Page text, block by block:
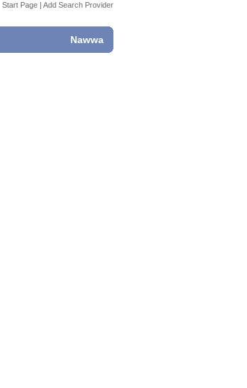
Start Page | Add Search Provider
Nawwa